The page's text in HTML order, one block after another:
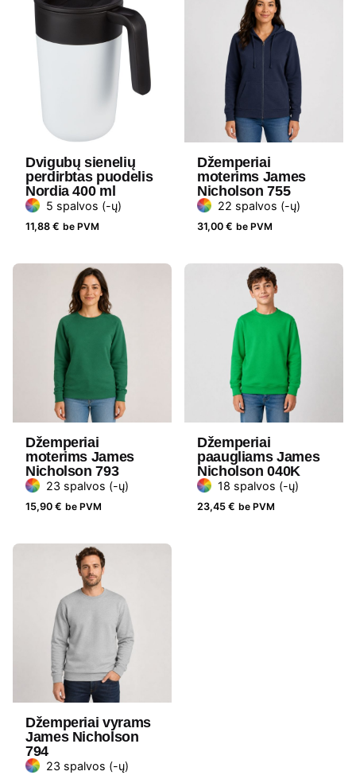
Dvigubų sienelių
perdirbtas puodelis
Nordia 400 ml
5 spalvos (-ų)
11,88 € be PVM
Džemperiai
moterims James
Nicholson 755
22 spalvos (-ų)
31,00 € be PVM
Džemperiai
moterims James
Nicholson 793
23 spalvos (-ų)
15,90 € be PVM
Džemperiai
paaugliams James
Nicholson 040K
18 spalvos (-ų)
23,45 € be PVM
Džemperiai vyrams
James Nicholson
794
23 spalvos (-ų)